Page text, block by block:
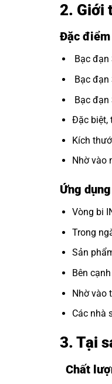
2. Giới
Đặc
Bạc
Bạc đạn
Bạc đạn
Đặc biệt,
Kích
Nhờ vào
Ứng
Vòng bi
Trong
Sản
Bên
Nhờ vào
Các nhà
3. Tại
Chất